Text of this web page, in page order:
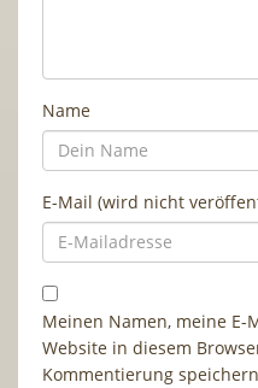
Name
E-Mail (wird nicht
Meinen Namen, meine
Website in diesem
Kommentierung